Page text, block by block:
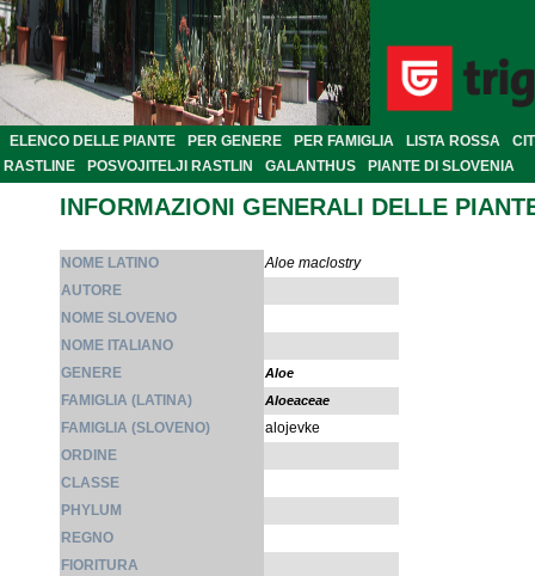
ELENCO DELLE PIANTE PER GENERE PER FAMIGLIA LISTA ROSSA
RASTLINE
POSVOJITELJI RASTLIN GALANTHUS PIANTE DI SLOVENIA
INFORMAZIONI GENERALI DELLE
NOME LATINO
Aloe maclostry
AUTORE
NOME SLOVENO
NOME ITALIANO
GENERE
Aloe
FAMIGLIA (LATINA) Aloeaceae
FAMIGLIA (SLOVENO)
alojevke
ORDINE
CLASSE
PHYLUM
REGNO
FIORITURA